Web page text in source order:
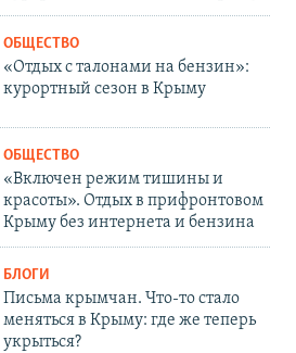
ОБЩЕСТВО
«Отдых с талонами на бензин»:
курортный сезон в Крыму
ОБЩЕСТВО
«Включен режим тишины и
красоты». Отдых в прифронтовом
Крыму без интернета и бензина
БЛОГИ
Письма крымчан. Что-то стало
меняться в Крыму: где же теперь
укрыться?